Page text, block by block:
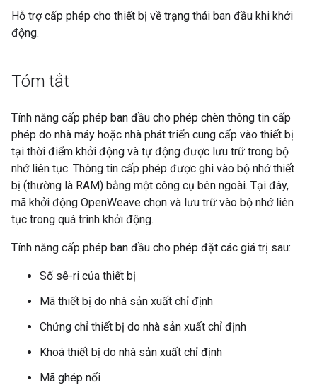
Hỗ trợ cấp phép cho thiết bị về trạng thái ban đầu khi khởi
động.
Tóm tắt
Tính năng cấp phép ban đầu cho phép chèn thông tin cấp
phép do nhà máy hoặc nhà phát triển cung cấp vào thiết bị
tại thời điểm khởi động và tự động được lưu trữ trong bộ
nhớ liên tục. Thông tin cấp phép được ghi vào bộ nhớ thiết
bị (thường là RAM) bằng một công cụ bên ngoài. Tại đây,
mã khởi động OpenWeave chọn và lưu trữ vào bộ nhớ liên
tục trong quá trình khởi động.
Tính năng cấp phép ban đầu cho phép đặt các giá trị sau:
Số sê-ri của thiết bị
Mã thiết bị do nhà sản xuất chỉ định
Chứng chỉ thiết bị do nhà sản xuất chỉ định
Khoá thiết bị do nhà sản xuất chỉ định
Mã ghép nối